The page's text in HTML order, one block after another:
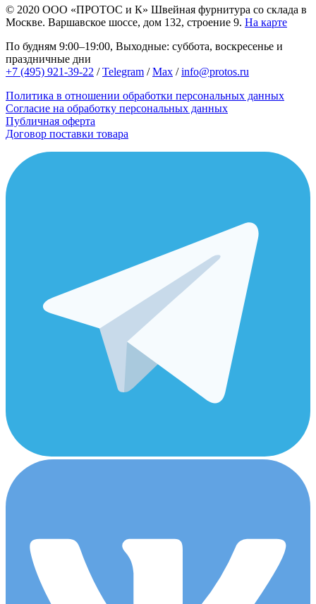
© 2020 ООО «ПРОТОС и К» Швейная фурнитура со склада в
Москве. Варшавское шоссе, дом 132, строение 9. На карте
По будням 9:00–19:00, Выходные: суббота, воскресенье и
праздничные дни
+7 (495) 921-39-22 /Telegram /Max /info@protos.ru
Политика в отношении обработки персональных данных
Согласие на обработку персональных данных
Публичная оферта
Договор поставки товара